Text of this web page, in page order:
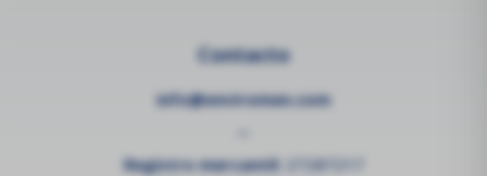
Contacto
info@enviromen.com
Registro mercantil: 27287217